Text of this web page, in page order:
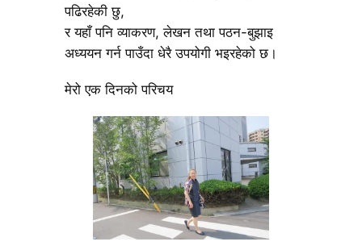
पढिरहेकी छु,
र यहाँ पनि व्याकरण, लेखन तथा पठन-बुझाइ
अध्ययन गर्न पाउँदा धेरै उपयोगी भइरहेको छ।
मेरो एक दिनको परिचय